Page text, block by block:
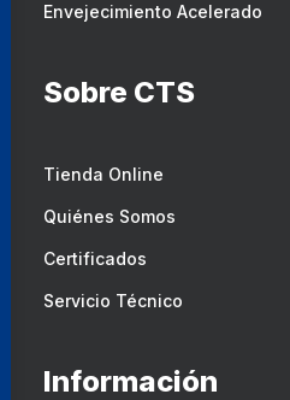
Envejecimiento Acelerado
Sobre CTS
Tienda Online
Quiénes Somos
Certificados
Servicio Técnico
Información